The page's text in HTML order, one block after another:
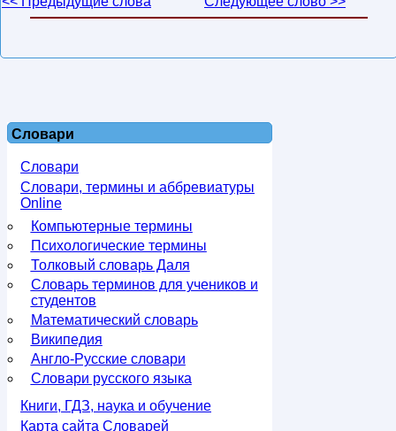
Словари
Словари
Словари, термины и аббревиатуры
Online
Компьютерные термины
Психологические термины
Толковый словарь Даля
Словарь терминов для учеников и
студентов
Математический словарь
Википедия
Англо-Русские словари
Словари русского языка
Книги, ГДЗ, наука и обучение
Карта сайта Словарей